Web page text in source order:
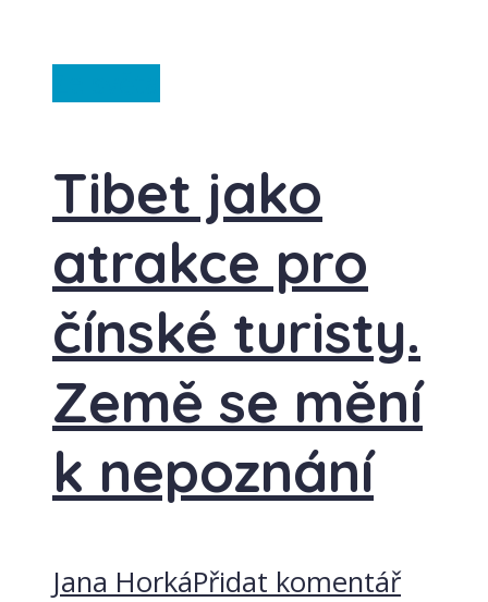
Tibet jako
atrakce pro
čínské turisty.
Země se mění
k nepoznání
Jana HorkáPřidat komentář